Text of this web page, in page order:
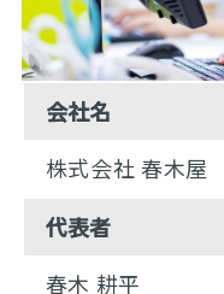
会社名
株式会社 春木屋
代表者
春木 耕平